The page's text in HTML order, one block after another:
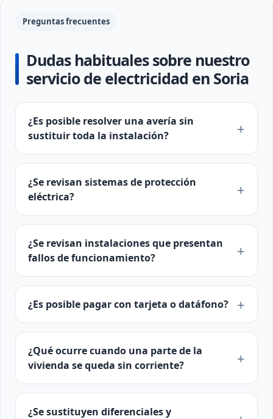
Preguntas frecuentes
Dudas habituales sobre nuestro
servicio de electricidad en Soria
¿Es posible resolver una avería sin
sustituir toda la instalación?
¿Se revisan sistemas de protección
eléctrica?
¿Se revisan instalaciones que presentan
fallos de funcionamiento?
¿Es posible pagar con tarjeta o datáfono?
¿Qué ocurre cuando una parte de la
vivienda se queda sin corriente?
¿Se sustituyen diferenciales y